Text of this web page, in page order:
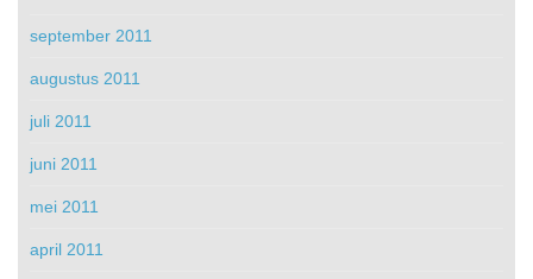
september 2011
augustus 2011
juli 2011
juni 2011
mei 2011
april 2011